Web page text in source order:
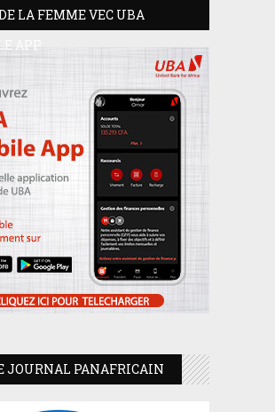
LA FEMME VEC UBA
APP
JOURNAL PANAFRICAIN